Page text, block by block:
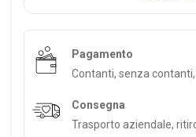
Pagamento
Contanti, senza
Consegna
Trasporto aziendale,